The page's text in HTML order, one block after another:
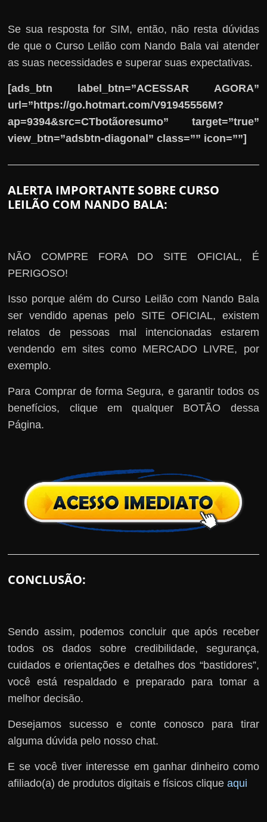
Se sua resposta for SIM, então, não resta dúvidas
de que o Curso Leilão com Nando Bala vai atender
as suas necessidades e superar suas expectativas.
[ads_btn label_btn=”ACESSAR AGORA”
url=”https://go.hotmart.com/V91945556M?
ap=9394&src=CTbotãoresumo” target=”true”
view_btn=”adsbtn-diagonal” class=”” icon=””]
ALERTA IMPORTANTE SOBRE CURSO
LEILÃO COM NANDO BALA:
NÃO COMPRE FORA DO SITE OFICIAL, É
PERIGOSO!
Isso porque além do Curso Leilão com Nando Bala
ser vendido apenas pelo SITE OFICIAL, existem
relatos de pessoas mal intencionadas estarem
vendendo em sites como MERCADO LIVRE, por
exemplo.
Para Comprar de forma Segura, e garantir todos os
benefícios, clique em qualquer BOTÃO dessa
Página.
CONCLUSÃO:
Sendo assim, podemos concluir que após receber
todos os dados sobre credibilidade, segurança,
cuidados e orientações e detalhes dos “bastidores”,
você está respaldado e preparado para tomar a
melhor decisão.
Desejamos sucesso e conte conosco para tirar
alguma dúvida pelo nosso chat.
E se você tiver interesse em ganhar dinheiro como
afiliado(a) de produtos digitais e físicos cliqueaqui